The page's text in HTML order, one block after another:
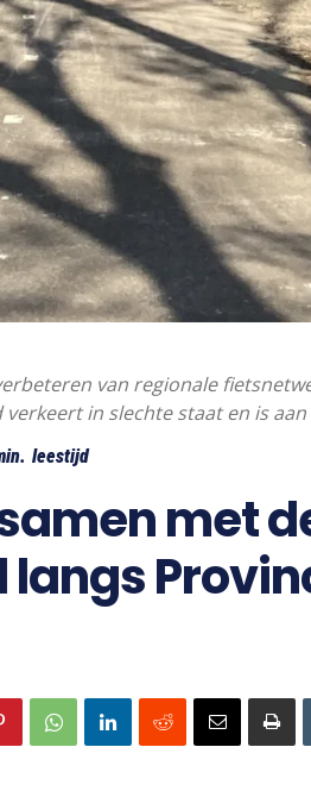
van regionale
in slechte staat en is
leestijd
met